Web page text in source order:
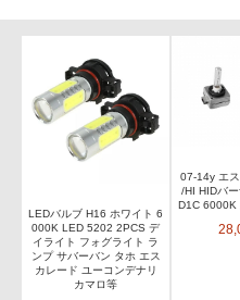
LEDバルブ H16 ホワイト 6
000K LED 5202 2PCS デ
イライト フォグライト ラ
ンプ サバーバン タホ エス
カレード ユーコンデナリ
カマロ等
07-14y エ
/HI HIDバ
D1C 6000K